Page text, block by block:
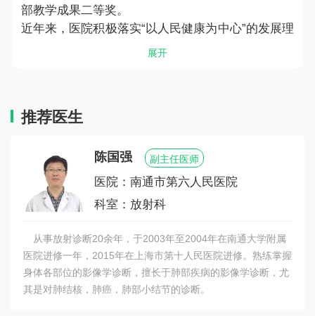
部教学成果二等奖。
近年来，医院积极落实“以人民健康为中心”的发展理
念，通过专科协同化、学科学部化、医疗连续化、
具价值案例第一名。建成江苏省首批互联网医院，
将大数据、物联网、5G、人工智能、区块链等现代
信息技术用于慢病管理、健康管理，成为江苏省“互
联网+医疗健康”大数据临床应用示范中心建设单
位。实施院前、院中、院后全过程医疗服务，实
服务质量。2019年，在全省164家三级医院满意度第
三方调查中，医院综合满意度、医生服务和技术满
意度双双排名第一。
展开
推荐医生
陈国强 副主任医师
医院：南通市第六人民医院
科室：放射科
从事放射诊断20余年，于2003年至2004年在南通大学附属
医院进修一年，2015年在上海市第十人民医院进修。熟练掌握
身体各部位的影像学诊断，擅长于肺部疾病的影像学诊断，尤
其是对肺结核，肺癌，肺部小结节的诊断。